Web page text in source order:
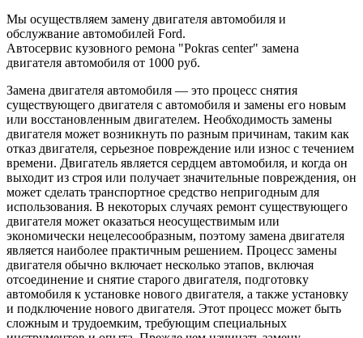
Мы осуществляем замену двигателя автомобиля и
обслужвание автомобилей Ford.
Автосервис кузовного ремона "Pokras center" замена
двигателя автомобиля от 1000 руб.
Замена двигателя автомобиля — это процесс снятия
существующего двигателя с автомобиля и замены его новым
или восстановленным двигателем. Необходимость замены
двигателя может возникнуть по разным причинам, таким как
отказ двигателя, серьезное повреждение или износ с течением
времени. Двигатель является сердцем автомобиля, и когда он
выходит из строя или получает значительные повреждения, он
может сделать транспортное средство непригодным для
использования. В некоторых случаях ремонт существующего
двигателя может оказаться неосуществимым или
экономически нецелесообразным, поэтому замена двигателя
является наиболее практичным решением. Процесс замены
двигателя обычно включает несколько этапов, включая
отсоединение и снятие старого двигателя, подготовку
автомобиля к установке нового двигателя, а также установку
и подключение нового двигателя. Этот процесс может быть
сложным и трудоемким, требующим специальных